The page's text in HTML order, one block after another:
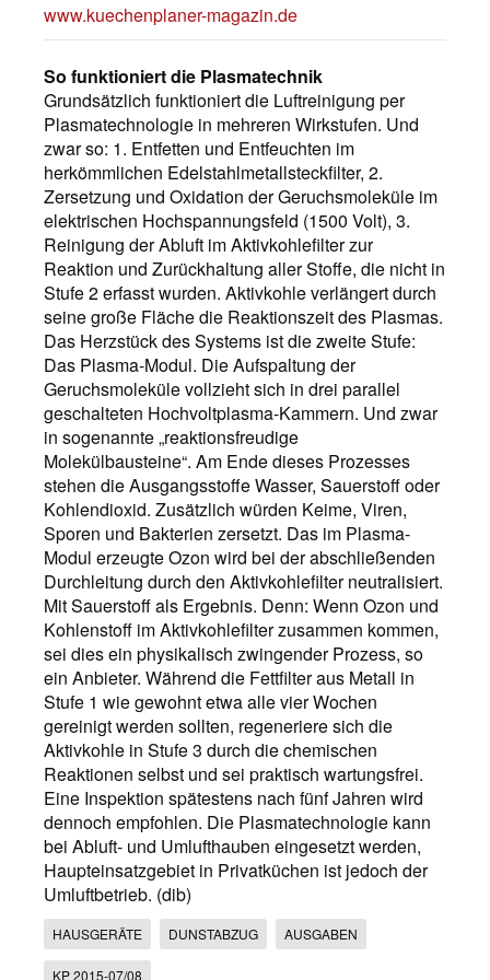
www.kuechenplaner-magazin.de
So funktioniert die Plasmatechnik
Grundsätzlich funktioniert die Luftreinigung per
Plasmatechnologie in mehreren Wirkstufen. Und
zwar so: 1. Entfetten und Entfeuchten im
herkömmlichen Edelstahlmetallsteckfilter, 2.
Zersetzung und Oxidation der Geruchsmoleküle im
elektrischen Hochspannungsfeld (1500 Volt), 3.
Reinigung der Abluft im Aktivkohlefilter zur
Reaktion und Zurückhaltung aller Stoffe, die nicht in
Stufe 2 erfasst wurden. Aktivkohle verlängert durch
seine große Fläche die Reaktionszeit des Plasmas.
Das Herzstück des Systems ist die zweite Stufe:
Das Plasma-Modul. Die Aufspaltung der
Geruchsmoleküle vollzieht sich in drei parallel
geschalteten Hochvoltplasma-Kammern. Und zwar
in sogenannte „reaktionsfreudige
Molekülbausteine“. Am Ende dieses Prozesses
stehen die Ausgangsstoffe Wasser, Sauerstoff oder
Kohlendioxid. Zusätzlich würden Keime, Viren,
Sporen und Bakterien zersetzt. Das im Plasma-
Modul erzeugte Ozon wird bei der abschließenden
Durchleitung durch den Aktivkohlefilter neutralisiert.
Mit Sauerstoff als Ergebnis. Denn: Wenn Ozon und
Kohlenstoff im Aktivkohlefilter zusammen kommen,
sei dies ein physikalisch zwingender Prozess, so
ein Anbieter. Während die Fettfilter aus Metall in
Stufe 1 wie gewohnt etwa alle vier Wochen
gereinigt werden sollten, regeneriere sich die
Aktivkohle in Stufe 3 durch die chemischen
Reaktionen selbst und sei praktisch wartungsfrei.
Eine Inspektion spätestens nach fünf Jahren wird
dennoch empfohlen. Die Plasmatechnologie kann
bei Abluft- und Umlufthauben eingesetzt werden,
Haupteinsatzgebiet in Privatküchen ist jedoch der
Umluftbetrieb. (dib)
HAUSGERÄTE DUNSTABZUG AUSGABEN
KP 2015-07/08